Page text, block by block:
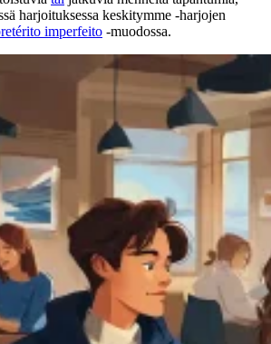
harjoituksessa keskitymme -harjojen
imperfeito -muodossa.